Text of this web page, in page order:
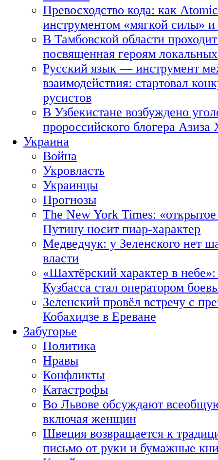
Превосходство кода: как
инструментом «мягкой силы» и
В Тамбовской области
посвященная героям
Русский язык — инструмент
взаимодействия: стартовал
русистов
В Узбекистане возбуждено
пророссийского блогера Азиза
Украина
Война
Укровласть
Украинцы
Прогнозы
The New York Times:
Путину носит пиар-характер
Медведчук: у Зеленского нет
власти
«Шахтёрский характер в
Кузбасса стал оператором
Зеленский провёл встречу с
Кобахидзе в Ереване
Забугорье
Политика
Нравы
Конфликты
Катастрофы
Во Львове обсуждают
включая женщин
Швеция возвращается к
письмо от руки и бумажные